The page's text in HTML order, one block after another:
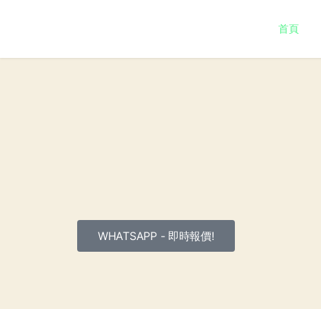
首頁
WHATSAPP - 即時報價!